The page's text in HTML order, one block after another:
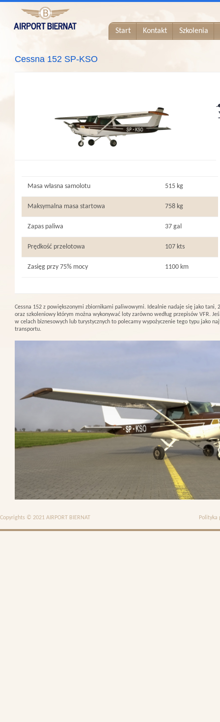
Start Kontakt Szkolenia
Cessna 152 SP-KSO
Masa własna samolotu 515 kg
Maksymalna masa startowa 758 kg
Zapas paliwa 37 gal
Prędkość przelotowa 107 kts
Zasięg przy 75% mocy 1100 km
Cessna 152 z powiększonymi zbiornikami paliwowymi. Idealnie nadaje się jako tani,
oraz szkoleniowy którym można wykonywać loty zarówno według przepisów VFR.
w celach biznesowych lub turystycznych to polecamy wypożyczenie tego typu jako
transportu.
Copyrights © 2021 AIRPORT BIERNAT Polityka